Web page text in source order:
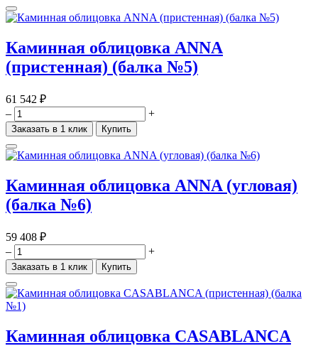
Каминная облицовка ANNA
(пристенная) (балка №5)
61 542 ₽
–
+
Заказать в 1 клик Купить
Каминная облицовка ANNA (угловая)
(балка №6)
59 408 ₽
–
+
Заказать в 1 клик Купить
Каминная облицовка CASABLANCA